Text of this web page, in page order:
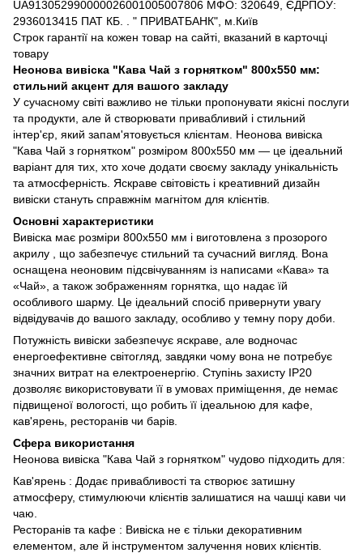
UA913052990000026001005007806 МФО: 320649, ЄДРПОУ:
2936013415 ПАТ КБ. . " ПРИВАТБАНК", м.Київ
Строк гарантії на кожен товар на сайті, вказаний в карточці
товару
Неонова вивіска "Кава Чай з горнятком" 800х550 мм:
стильний акцент для вашого закладу
У сучасному світі важливо не тільки пропонувати якісні послуги
та продукти, але й створювати привабливий і стильний
інтер'єр, який запам'ятовується клієнтам. Неонова вивіска
"Кава Чай з горнятком" розміром 800х550 мм — це ідеальний
варіант для тих, хто хоче додати своєму закладу унікальність
та атмосферність. Яскраве світовість і креативний дизайн
вивіски стануть справжнім магнітом для клієнтів.
Основні характеристики
Вивіска має розміри 800х550 мм і виготовлена ​​з прозорого
акрилу , що забезпечує стильний та сучасний вигляд. Вона
оснащена неоновим підсвічуванням із написами «Кава» та
«Чай», а також зображенням горнятка, що надає їй
особливого шарму. Це ідеальний спосіб привернути увагу
відвідувачів до вашого закладу, особливо у темну пору доби.
Потужність вивіски забезпечує яскраве, але водночас
енергоефективне світогляд, завдяки чому вона не потребує
значних витрат на електроенергію. Ступінь захисту IP20
дозволяє використовувати її в умовах приміщення, де немає
підвищеної вологості, що робить її ідеальною для кафе,
кав'ярень, ресторанів чи барів.
Сфера використання
Неонова вивіска "Кава Чай з горнятком" чудово підходить для:
Кав'ярень : Додає привабливості та створює затишну
атмосферу, стимулюючи клієнтів залишатися на чашці кави чи
чаю.
Ресторанів та кафе : Вивіска не є тільки декоративним
елементом, але й інструментом залучення нових клієнтів.